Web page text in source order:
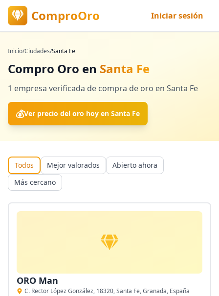
ComproOro Iniciar sesión
Inicio/Ciudades/Santa Fe
Compro Oro en Santa Fe
1 empresa verificada de compra de oro en Santa Fe
💰Ver precio del oro hoy en Santa Fe
Todos Mejor valorados
Abierto ahora
Más cercano
ORO Man
C. Rector López González, 18320, Santa Fe, Granada, España